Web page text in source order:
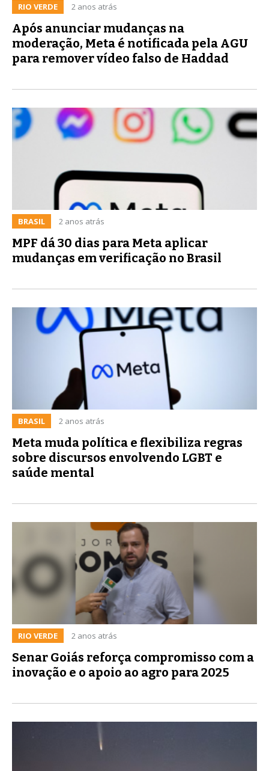
RIO VERDE 2 anos atrás
Após anunciar mudanças na
moderação, Meta é notificada pela AGU
para remover vídeo falso de Haddad
BRASIL 2 anos atrás
MPF dá 30 dias para Meta aplicar
mudanças em verificação no Brasil
BRASIL 2 anos atrás
Meta muda política e flexibiliza regras
sobre discursos envolvendo LGBT e
saúde mental
RIO VERDE 2 anos atrás
Senar Goiás reforça compromisso com a
inovação e o apoio ao agro para 2025